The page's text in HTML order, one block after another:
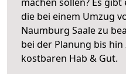
die bei einem Umzug
Naumburg Saale zu
bei der Planung bis
kostbaren Hab & Gut.